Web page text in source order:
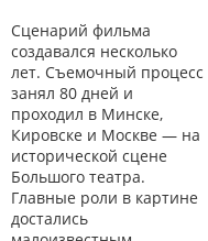
Сценарий фильма
создавался несколько
лет. Съемочный процесс
занял 80 дней и
проходил в Минске,
Кировске и Москве — на
исторической сцене
Большого театра.
Главные роли в картине
достались